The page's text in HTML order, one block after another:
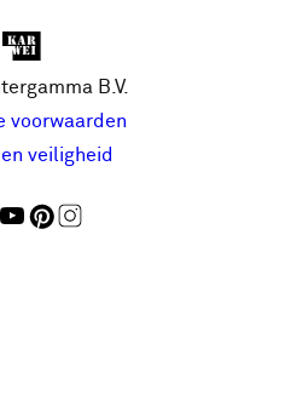
B.V.
voorwaarden
veiligheid